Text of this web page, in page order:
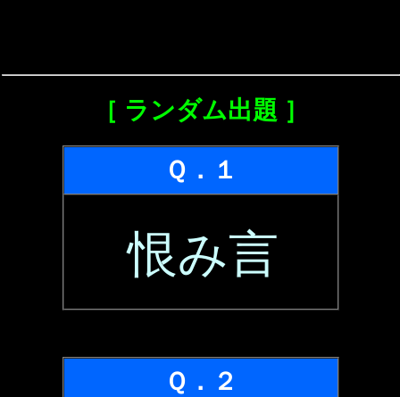
［ ランダム出題 ］
Ｑ．１
恨み言
Ｑ．２